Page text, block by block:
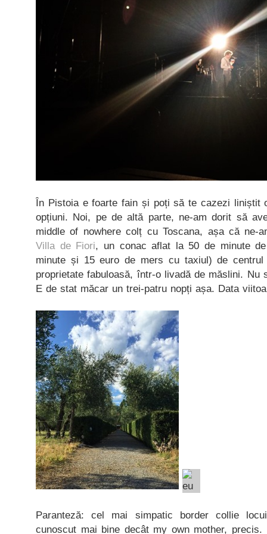
În Pistoia e foarte fain și poți să te cazezi liniștit
opțiuni. Noi, pe de altă parte, ne-am dorit să
middle of nowhere colț cu Toscana, așa că ne-
Villa de Fiori, un conac aflat la 50 de minute
minute și 15 euro de mers cu taxiul) de
proprietate fabuloasă, într-o livadă de măslini. Nu
E de stat măcar un trei-patru nopți așa. Data
Paranteză: cel mai simpatic border collie
cunoscut mai bine decât my own mother,